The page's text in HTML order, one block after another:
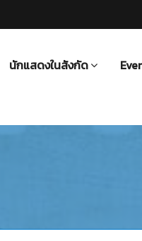
นักแสดงในสังกัด